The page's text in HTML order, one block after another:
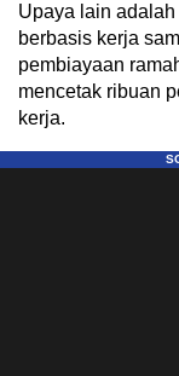
Upaya lain
berbasis kerja
pembiayaan
mencetak ribuan
kerja.